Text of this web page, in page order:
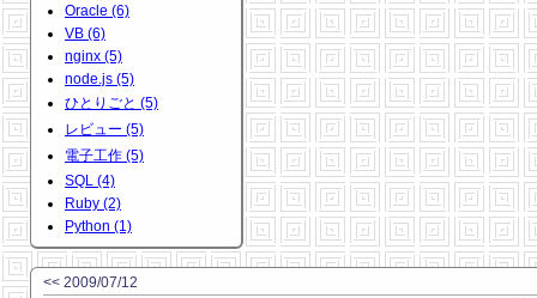
Oracle (6)
VB (6)
nginx (5)
node.js (5)
ひとりごと (5)
レビュー (5)
電子工作 (5)
SQL (4)
Ruby (2)
Python (1)
<< 2009/07/12